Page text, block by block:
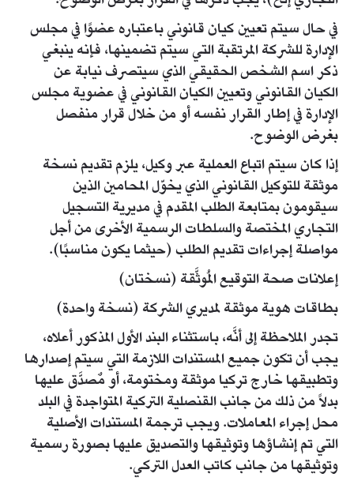
في حال سيتم تعيين كيان قانوني باعتباره عضوًا في مجلس
الإدارة للشركة المرتقبة التي سيتم تضمينها، فإنه ينبغي
ذكر اسم الشخص الحقيقي الذي سيتصرف نيابة عن
الكيان القانوني وتعيين الكيان القانوني في عضوية مجلس
الإدارة في إطار القرار نفسه أو من خلال قرار منفصل
بغرض الوضوح.
إذا كان سيتم اتباع العملية عبر وكيل، يلزم تقديم نسخة
موثقة للتوكيل القانوني الذي يخوّل المحامين الذين
سيقومون بمتابعة الطلب المقدم في مديرية التسجيل
التجاري المختصة والسلطات الرسمية الأخرى من أجل
مواصلة إجراءات تقديم الطلب (حيثما يكون مناسبًا).
إعلانات صحة التوقيع المُوثَّقة (نسختان)
بطاقات هوية موثقة لمديري الشركة (نسخة واحدة)
تجدر الملاحظة إلى أنَّه، باستثناء البند الأول المذكور أعلاه،
يجب أن تكون جميع المستندات اللازمة التي سيتم إصدارها
وتطبيقها خارج تركيا موثقة ومختومة، أو مٌصدَّق عليها
بدلاً من ذلك من جانب القنصلية التركية المتواجدة في البلد
محل إجراء المعاملات. ويجب ترجمة المستندات الأصلية
التي تم إنشاؤها وتوثيقها والتصديق عليها بصورة رسمية
وتوثيقها من جانب كاتب العدل التركي.​